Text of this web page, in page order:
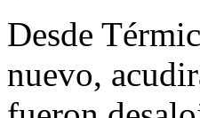
Desde
nuevo,